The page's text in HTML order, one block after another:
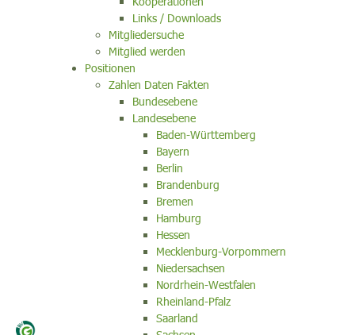
Links / Downloads
Mitgliedersuche
Mitglied werden
Positionen
Zahlen Daten Fakten
Bundesebene
Landesebene
Baden-Württemberg
Bayern
Berlin
Brandenburg
Bremen
Hamburg
Hessen
Mecklenburg-Vorpommern
Niedersachsen
Nordrhein-Westfalen
Rheinland-Pfalz
Saarland